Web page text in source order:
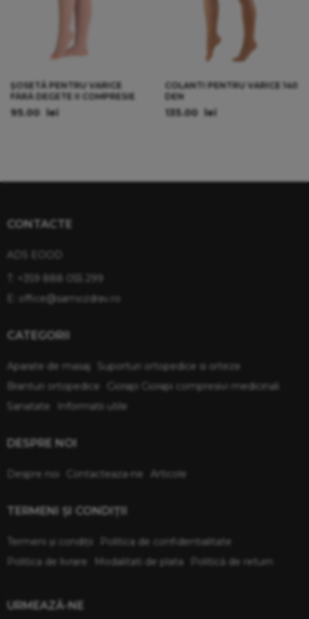
ȘOSETĂ PENTRU VARICE
FĂRĂ DEGETE II COMPRESIE
95.00 lei
COLANTI PENTRU VARICE 140
DEN
135.00 lei
CONTACTE
+359 888 055 299
office@samozdrav.ro
CATEGORII
Aparate de masaj
Suporturi ortopedice si orteze
Branturi ortopedice
Ciorapi Ciorapi compresivi medicinali
Sanatate
Informatii utile
DESPRE NOI
Despre noi Contacteaza-ne Articole
TERMENI ŞI CONDIŢII
Termeni şi condiţii
Politica de confidentialitate
Politica de livrare
Modalitati de plata Politică de return
URMEAZĂ-NE